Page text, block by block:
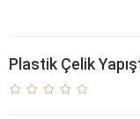
Plastik Çelik